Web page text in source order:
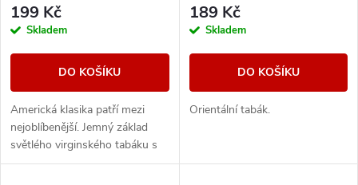
199 Kč
Skladem
DO KOŠÍKU
Americká klasika patří mezi
nejoblíbenější. Jemný základ
světlého virginského tabáku s
sebou nese nenápadné lehce
189 Kč
Skladem
DO KOŠÍKU
Orientální tabák.